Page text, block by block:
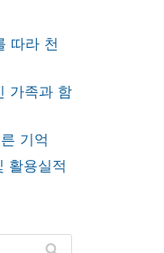
따라 천
가족과 함
기억
활용실적